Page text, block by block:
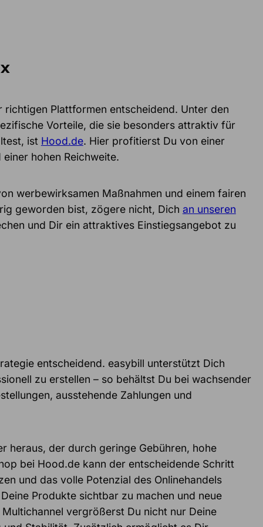
Plattformen entscheidend. Unter den
Vorteile, die sie besonders attraktiv für
ist Hood.de. Hier profitierst Du von einer
hohen Reichweite.
werbewirksamen Maßnahmen und einem fairen
geworden bist, zögere nicht, Dich an unseren
und Dir ein attraktives Einstiegsangebot zu
entscheidend. easybill unterstützt Dich
zu erstellen – so behältst Du bei wachsender
ausstehende Zahlungen und
heraus, der durch geringe Gebühren, hohe
bei Hood.de kann der entscheidende Schritt
und das volle Potenzial des Onlinehandels
Produkte sichtbar zu machen und neue
vergrößerst Du nicht nur Deine